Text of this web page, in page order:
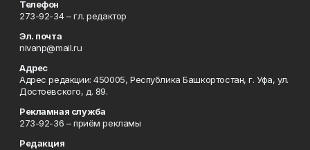
Телефон
273-92-34 – гл. редактор
Эл. почта
nivanp@mail.ru
Адрес
Адрес редакции: 450005, Республика Башкортостан, г. Уфа, ул.
Достоевского, д. 89.
Рекламная служба
273-92-36 – приём рекламы
Редакция